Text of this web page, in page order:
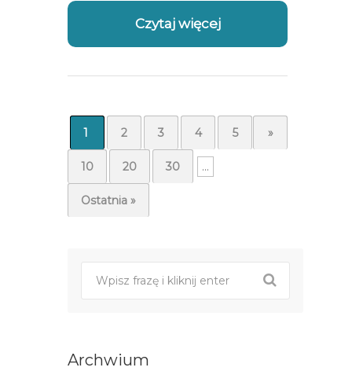
Czytaj więcej
1 2 3 4 5
10 20 30 ...
»
Ostatnia »
Archwium